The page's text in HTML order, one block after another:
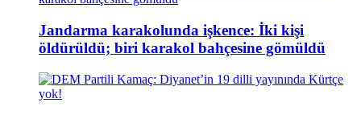
Jandarma karakolunda işkence: İki kişi
öldürüldü; biri karakol bahçesine gömüldü